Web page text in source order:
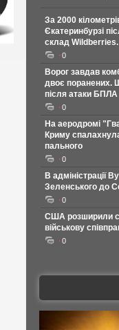
За 2000
Єкатеринбурзі
склад
0
Ворог завдав
двоє поранених.
після атаки
0
На аеродромі
Криму
пального
0
В адміністрації
Зеленського до
0
США розширили
військову
0